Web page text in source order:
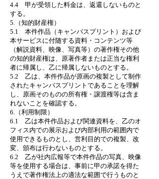
4.4 甲が受領した料金は、返還しないものと
する。
5.（知的財産権）
5.1 本件作品（キャンバスプリント）および
本サービスに付随する資料・コンテンツ等
（解説資料、映像、写真等）の著作権その他
の知的財産権は、原著作者または正当な権利
者に帰属し、乙に帰属しないものとする。
5.2 乙は、本件作品が原画の複製として制作
されたキャンバスプリントであることを理解
し、原画そのものの所有権・譲渡権等は含ま
れないことを確認する。
6.（利用制限）
6.1 乙は本件作品および関連資料を、乙のオ
フィス内での展示および内部利用の範囲内で
使用できるものとし、営利目的での複製、改
変、頒布は行わないものとする。
6.2 乙が社内広報等で本件作品の写真、映像
等を使用する場合は、事前に甲の承諾を得た
うえで著作権法上の適法な範囲で行うものと